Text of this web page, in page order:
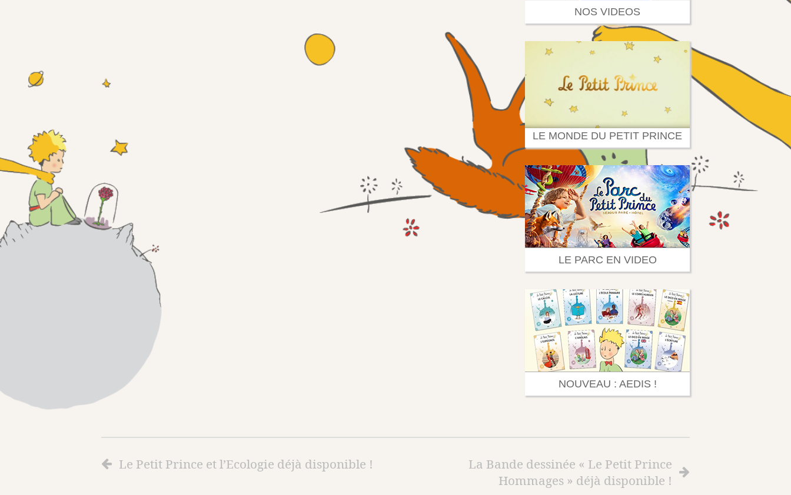
NOS VIDEOS
LE MONDE DU PETIT PRINCE
LE PARC EN VIDEO
NOUVEAU : AEDIS !
Le Petit Prince et l’Ecologie déjà disponible !
La Bande dessinée « Le Petit Prince
Hommages » déjà disponible !